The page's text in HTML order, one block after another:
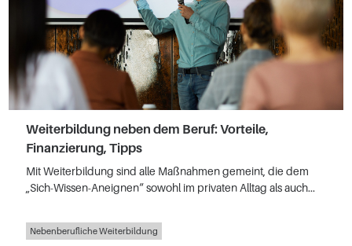
Weiterbildung neben dem Beruf: Vorteile,
Finanzierung, Tipps
Mit Weiterbildung sind alle Maßnahmen gemeint, die dem
„Sich-Wissen-Aneignen“ sowohl im privaten Alltag als auch...
Nebenberufliche Weiterbildung